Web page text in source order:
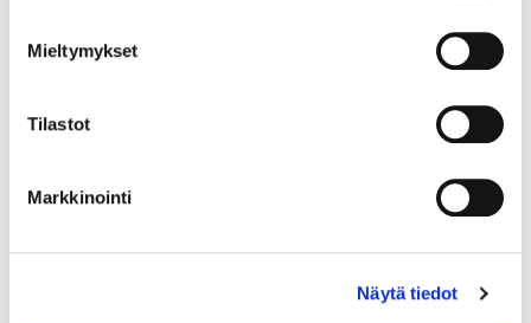
Mieltymykset
Tilastot
Markkinointi
Näytä tiedot
Anytime syyskausi
2026
23.5.-30.9.2026
Kausimaksun voi ostaa vasta tunnille ilmoittautumisen
jälkeen. Kauden alun jälkeen kausimaksun hinta laskee
viikoittain ja päivittyy verkkokauppaan aina